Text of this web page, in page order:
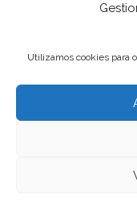
Utilizamos cookies para